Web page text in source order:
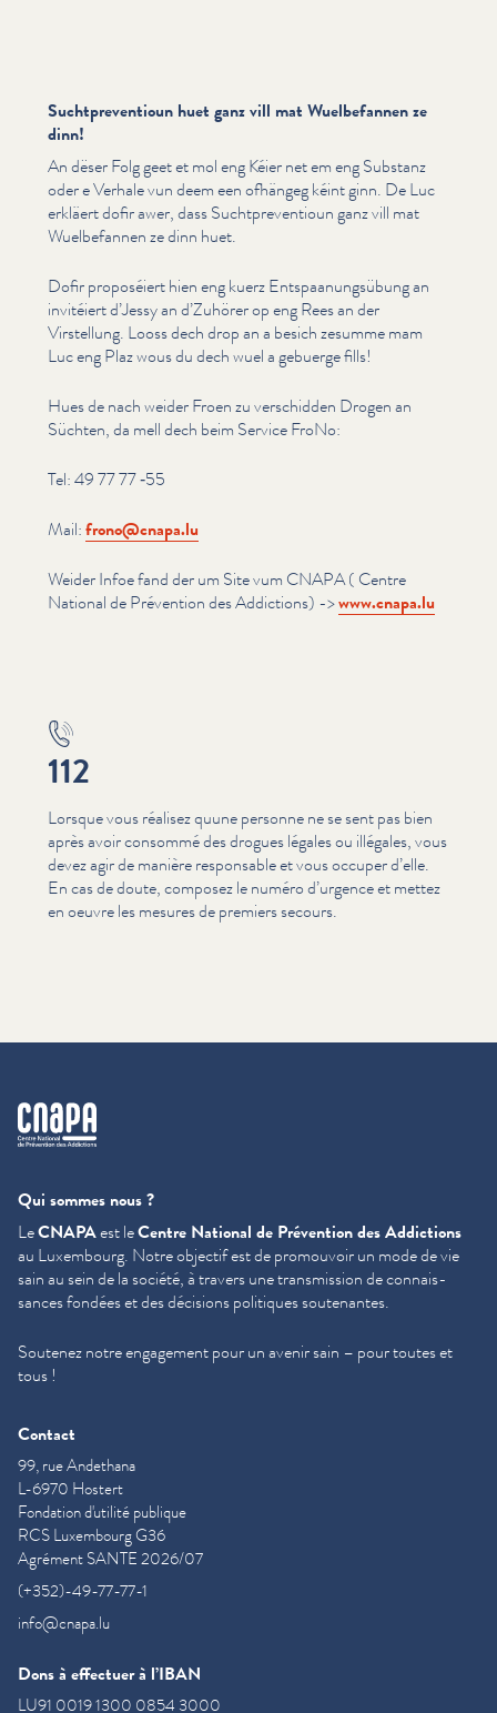
Suchtpreventioun huet ganz vill mat Wuelbefannen ze
dinn!
An dëser Folg geet et mol eng Kéier net em eng Substanz
oder e Verhale vun deem een ofhängeg kéint ginn. De Luc
erkläert dofir awer, dass Sucht­pre­ven­tioun ganz vill mat
Wuel­be­fan­nen ze dinn huet.
Dofir proposéiert hien eng kuerz Entspaa­nungsübung an
invitéiert d’Jessy an d’Zuhörer op eng Rees an der
Virstellung. Looss dech drop an a besich zesumme mam
Luc eng Plaz wous du dech wuel a gebuerge fills!
Hues de nach weider Froen zu verschidden Drogen an
Süchten, da mell dech beim Service FroNo:
Tel: 49 77 77 ‑55
Mail:frono@​cnapa.​lu
Weider Infoe fand der um Site vum CNAPA ( Centre
National de Prévention des Addictions) ->www​.cnapa​.lu
112
Lorsque vous réalisez quune personne ne se sent pas bien
après avoir consommé des drogues légales ou illégales, vous
devez agir de manière responsable et vous occuper d’elle.
En cas de doute, composez le numéro d’urgence et mettez
en oeuvre les mesures de premiers secours.
cnapa
Qui sommes nous ?
LeCNAPAest leCentre National de Prévention des Addictions
au Luxembourg. Notre objectif est de promouvoir un mode de vie
sain au sein de la société, à travers une trans­mis­sion de con­nais­
sances fondées et des décisions politiques soutenantes.
Soutenez notre engagement pour un avenir sain – pour toutes et
tous !
Contact
99, rue Andethana
L-6970 Hostert
Fondation d'utilité publique
RCS Luxembourg G36
Agrément SANTE 2026/07
(+352)-49-77-77-1
info@cnapa.lu
Dons à effectuer à l’IBAN
LU91 0019 1300 0854 3000